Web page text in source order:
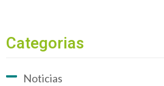
Categorias
Noticias